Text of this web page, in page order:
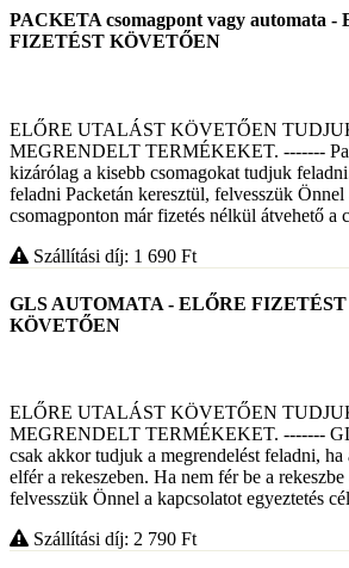
PACKETA csomagpont vagy automata -
FIZETÉST KÖVETŐEN
ELŐRE UTALÁST KÖVETŐEN
MEGRENDELT TERMÉKEKET. -------
kizárólag a kisebb csomagokat tudjuk
feladni Packetán keresztül, felvesszük
csomagponton már fizetés nélkül átvehető a
Szállítási díj: 1 690 Ft
GLS AUTOMATA - ELŐRE FIZETÉST
KÖVETŐEN
ELŐRE UTALÁST KÖVETŐEN
MEGRENDELT TERMÉKEKET. -------
csak akkor tudjuk a megrendelést feladni, ha
elfér a rekeszeben. Ha nem fér be a
felvesszük Önnel a kapcsolatot egyeztetés
Szállítási díj: 2 790 Ft